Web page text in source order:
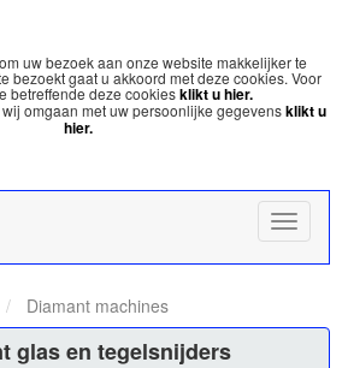
uw bezoek aan onze website makkelijker te
bezoekt gaat u akkoord met deze cookies. Voor
betreffende deze cookiesklikt u hier.
omgaan met uw persoonlijke gegevensklikt u
hier.
Diamant machines
glas en tegelsnijders